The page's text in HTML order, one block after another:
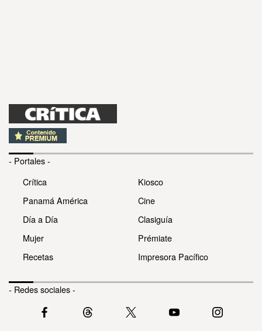
- Portales -
Crítica
Panamá América
Día a Día
Mujer
Recetas
Kiosco
Cine
Clasiguía
Prémiate
Impresora Pacífico
- Redes sociales -